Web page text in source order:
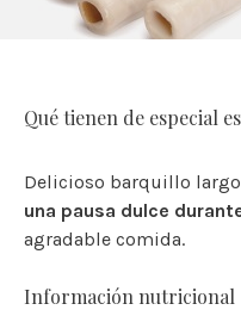
Qué tienen de especial
Delicioso barquillo
una pausa dulce
agradable comida.
Información nutricional